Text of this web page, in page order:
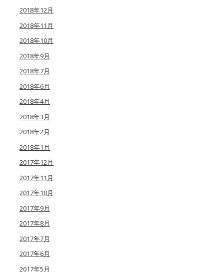
2018年12月
2018年11月
2018年10月
2018年9月
2018年7月
2018年6月
2018年4月
2018年3月
2018年2月
2018年1月
2017年12月
2017年11月
2017年10月
2017年9月
2017年8月
2017年7月
2017年6月
2017年5月